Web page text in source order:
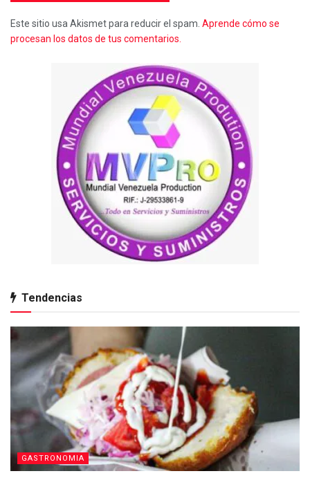
Este sitio usa Akismet para reducir el spam. Aprende cómo se
procesan los datos de tus comentarios.
Tendencias
GASTRONOMIA